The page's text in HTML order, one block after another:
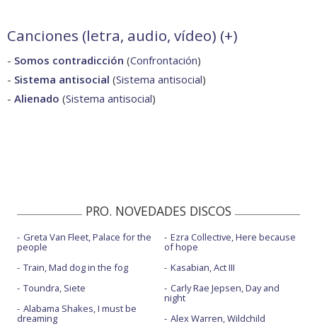
Canciones (letra, audio, vídeo) (+)
- Somos contradicción (Confrontación)
- Sistema antisocial (Sistema antisocial)
- Alienado (Sistema antisocial)
PRO. NOVEDADES DISCOS
Greta Van Fleet, Palace for the
people
Train, Mad dog in the fog
Toundra, Siete
Alabama Shakes, I must be
dreaming
Ezra Collective, Here because
of hope
Kasabian, Act III
Carly Rae Jepsen, Day and
night
Alex Warren, Wildchild